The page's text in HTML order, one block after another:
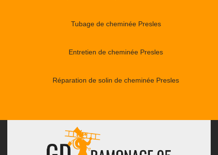
Tubage de cheminée Presles
Entretien de cheminée Presles
Réparation de solin de cheminée Presles